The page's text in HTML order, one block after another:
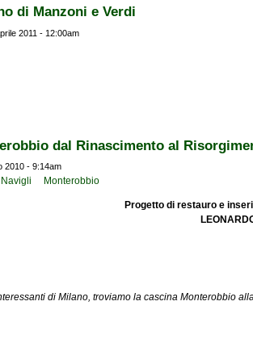
di Manzoni e Verdi
2011 - 12:00am
dal Rinascimento al
2010 - 9:14am
Monterobbio
Progetto di restauro e
di Milano, troviamo la cascina Monterobbio